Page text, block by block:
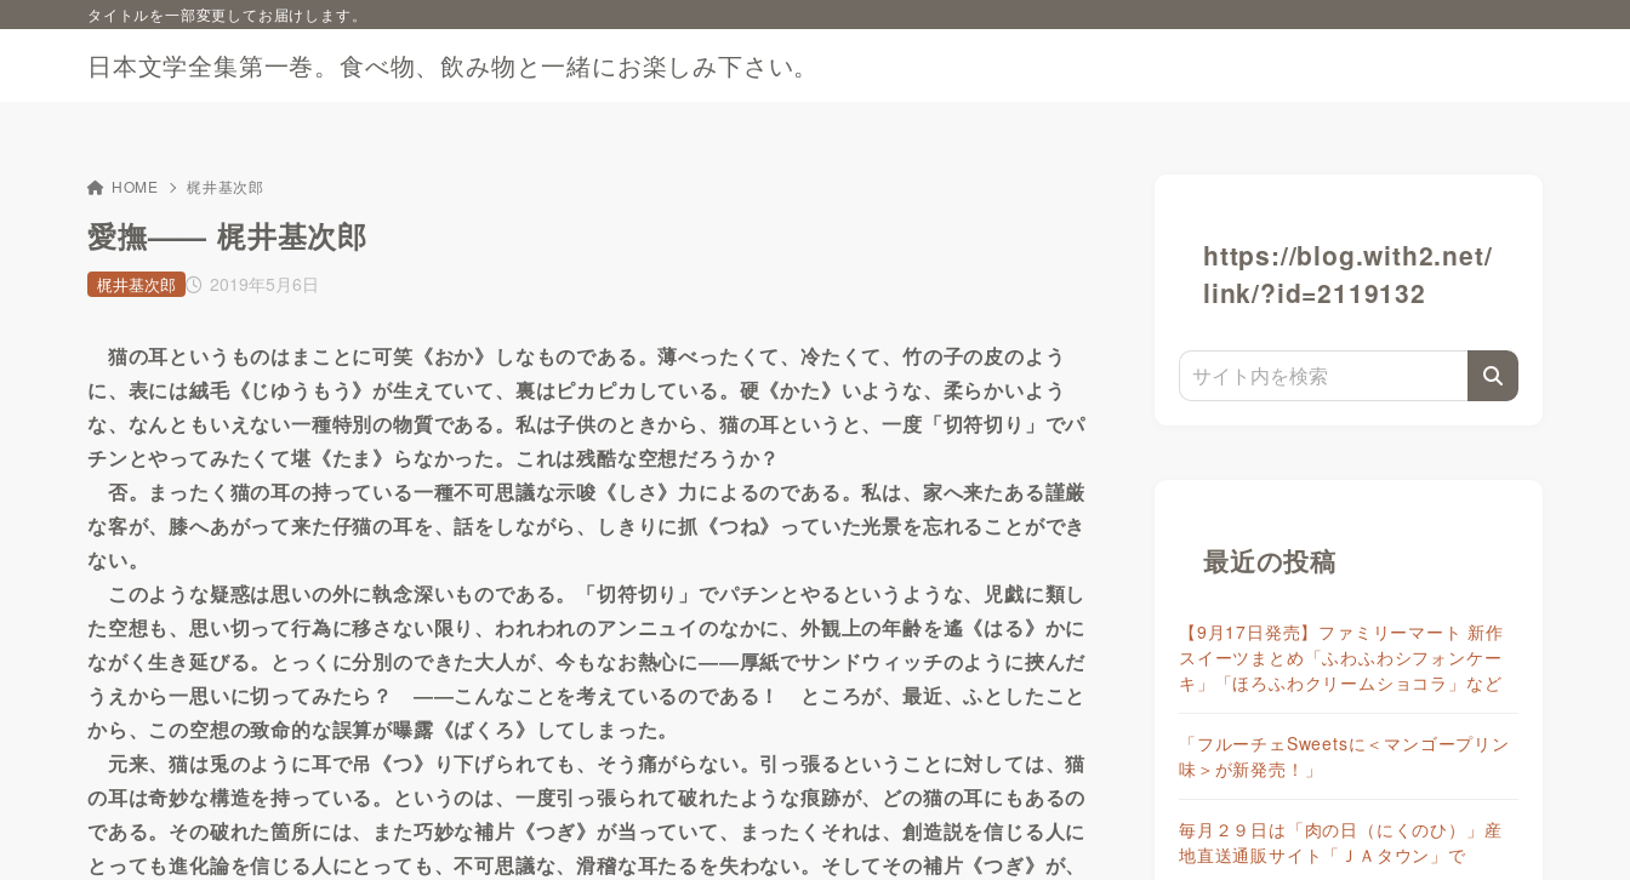
日本文学全集第一巻。食べ物、飲み物と一緒にお楽しみ下さい。
タイトルを一部変更してお届けします。
HOME 梶井基次郎
愛撫—— 梶井基次郎
2019年5月6日
梶井基次郎
猫の耳というものはまことに可笑《おか》しなものである。薄べったくて、冷たくて、竹の子の皮のよう
に、表には絨毛《じゆうもう》が生えていて、裏はピカピカしている。硬《かた》いような、柔らかいよう
な、なんともいえない一種特別の物質である。私は子供のときから、猫の耳というと、一度「切符切り」でパ
チンとやってみたくて堪《たま》らなかった。これは残酷な空想だろうか？
否。まったく猫の耳の持っている一種不可思議な示唆《しさ》力によるのである。私は、家へ来たある謹厳
な客が、膝へあがって来た仔猫の耳を、話をしながら、しきりに抓《つね》っていた光景を忘れることができ
ない。
このような疑惑は思いの外に執念深いものである。「切符切り」でパチンとやるというような、児戯に類し
た空想も、思い切って行為に移さない限り、われわれのアンニュイのなかに、外観上の年齢を遙《はる》かに
ながく生き延びる。とっくに分別のできた大人が、今もなお熱心に――厚紙でサンドウィッチのように挾んだ
うえから一思いに切ってみたら？ ――こんなことを考えているのである！ ところが、最近、ふとしたこと
から、この空想の致命的な誤算が曝露《ばくろ》してしまった。
元来、猫は兎のように耳で吊《つ》り下げられても、そう痛がらない。引っ張るということに対しては、猫
の耳は奇妙な構造を持っている。というのは、一度引っ張られて破れたような痕跡が、どの猫の耳にもあるの
である。その破れた箇所には、また巧妙な補片《つぎ》が当っていて、まったくそれは、創造説を信じる人に
とっても進化論を信じる人にとっても、不可思議な、滑稽な耳たるを失わない。そしてその補片《つぎ》が、
https://blog.with2.net/
link/?id=2119132
最近の投稿
【9月17日発売】ファミリーマート 新作
スイーツまとめ「ふわふわシフォンケー
キ」「ほろふわクリームショコラ」など
「フルーチェSweetsに＜マンゴープリン
味＞が新発売！」
毎月２９日は「肉の日（にくのひ）」産
地直送通販サイト「ＪＡタウン」で